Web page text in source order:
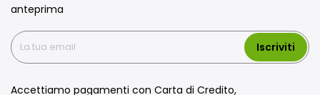
anteprima
Iscriviti
Accettiamo pagamenti con Carta di Credito,